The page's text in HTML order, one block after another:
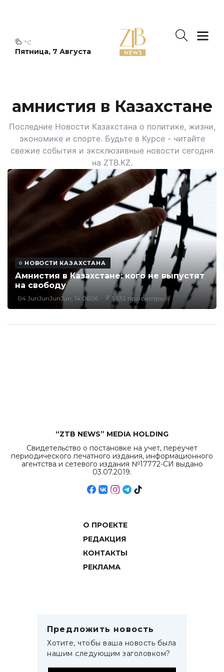
Пятница, 7 Августа
°C
амнистия в Казахстане
Последние Новости Казахстана о политике, жизни,
экономике и спорте. Будьте в Курсе - читайте
свежие события и эксклюзивные новости сегодня
на ZTB.KZ.
НОВОСТИ КАЗАХСТАНА
Амнистия в Казахстане: кого не выпустят
на свободу
04 JunJunJunJun, 14:0606 1,632 просмотры
“ZTB NEWS” MEDIA HOLDING
Свидетельство о постановке на учет, переучет
периодического печатного издания, информационного
агентства и сетевого издания №17772-СИ выдано
03.07.2019.
О ПРОЕКТЕ
РЕДАКЦИЯ
КОНТАКТЫ
РЕКЛАМА
Предложить новость
Хотите, чтобы ваша новость была
нашим следующим заголовком?